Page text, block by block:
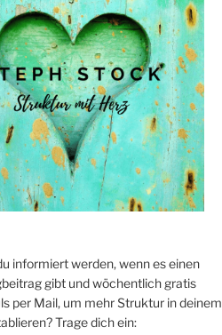
informiert werden, wenn es einen
gibt und wöchentlich gratis
per Mail, um mehr Struktur in deinem
Trage dich ein: